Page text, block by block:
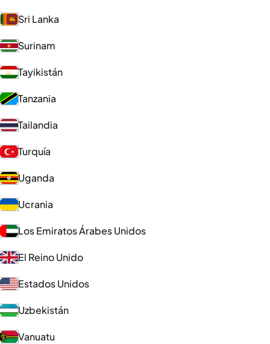
Sri Lanka
Surinam
Tayikistán
Tanzania
Tailandia
Turquía
Uganda
Ucrania
Los Emiratos Árabes Unidos
El Reino Unido
Estados Unidos
Uzbekistán
Vanuatu